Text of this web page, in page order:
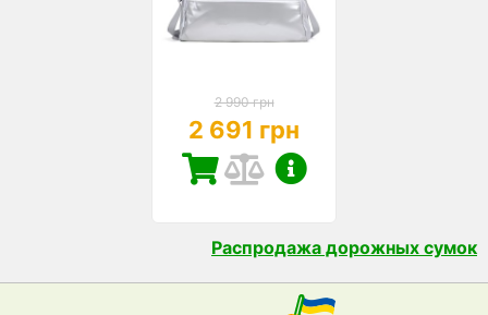
2 990 грн
2 691 грн
Распродажа дорожных сумок